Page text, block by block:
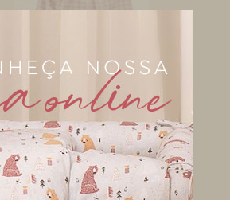
Calça Saruel para
Bebê e Kids M - Pied
Poule...